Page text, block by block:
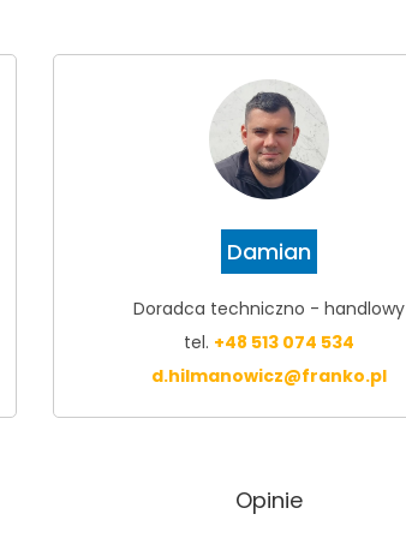
Damian
Doradca techniczno - handlowy
tel. +48 513 074 534
d.hilmanowicz@franko.pl
Opinie